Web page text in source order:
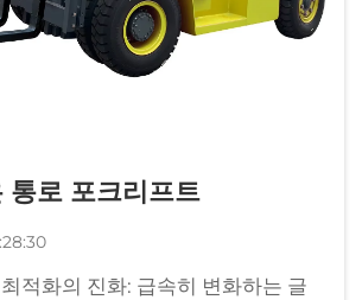
통로 포크리프트
적화의 진화: 급속히 변화하는 글